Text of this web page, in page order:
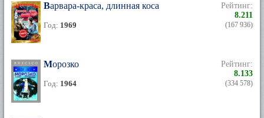
Варвара-краса, длинная коса
Год: 1969
Рейтинг:
8.211
(167 936)
Морозко
Год: 1964
Рейтинг:
8.133
(334 578)